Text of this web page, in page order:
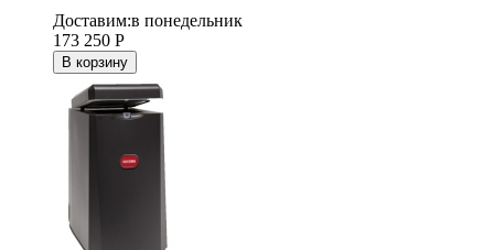
Доставим:в понедельник
173 250 Р
В корзину